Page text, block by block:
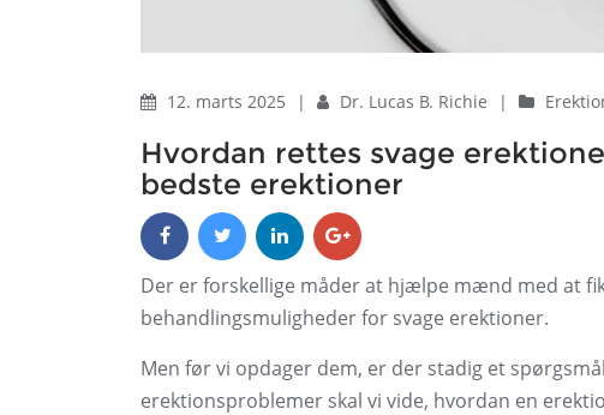
12. marts 2025 | Dr. Lucas B. Richie |
Hvordan rettes svage
bedste erektioner
Der er forskellige måder at hjælpe mænd med at
behandlingsmuligheder for svage erektioner.
Men før vi opdager dem, er der stadig et
erektionsproblemer skal vi vide, hvordan en